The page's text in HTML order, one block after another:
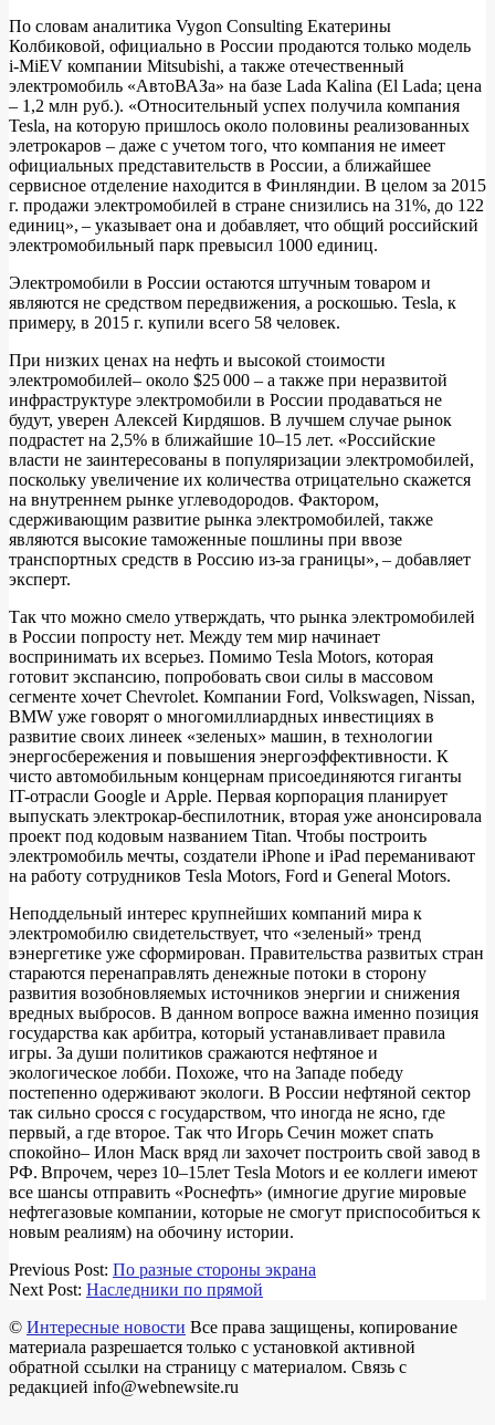
По словам аналитика Vygon Consulting Екатерины
Колбиковой, официально в России продаются только модель
i‑MiEV компании Mitsubishi, а также отечественный
электромобиль «АвтоВАЗа» на базе Lada Kalina (El Lada; цена
– 1,2 млн руб.). «Относительный успех получила компания
Tesla, на которую пришлось около половины реализованных
элетрокаров – даже с учетом того, что компания не имеет
официальных представительств в России, а ближайшее
сервисное отделение находится в Финляндии. В целом за 2015
г. продажи электромобилей в стране снизились на 31%, до 122
единиц», – указывает она и добавляет, что общий российский
электромобильный парк превысил 1000 единиц.
Электромобили в России остаются штучным товаром и
являются не средством передвижения, а роскошью. Tesla, к
примеру, в 2015 г. купили всего 58 человек.
При низких ценах на нефть и высокой стоимости
электромобилей– около $25 000 – а также при неразвитой
инфраструктуре электромобили в России продаваться не
будут, уверен Алексей Кирдяшов. В лучшем случае рынок
подрастет на 2,5% в ближайшие 10–15 лет. «Российские
власти не заинтересованы в популяризации электромобилей,
поскольку увеличение их количества отрицательно скажется
на внутреннем рынке углеводородов. Фактором,
сдерживающим развитие рынка электромобилей, также
являются высокие таможенные пошлины при ввозе
транспортных средств в Россию из-за границы», – добавляет
эксперт.
Так что можно смело утверждать, что рынка электромобилей
в России попросту нет. Между тем мир начинает
воспринимать их всерьез. Помимо Tesla Motors, которая
готовит экспансию, попробовать свои силы в массовом
сегменте хочет Chevrolet. Компании Ford, Volkswagen, Nissan,
BMW уже говорят о многомиллиардных инвестициях в
развитие своих линеек «зеленых» машин, в технологии
энергосбережения и повышения энергоэффективности. К
чисто автомобильным концернам присоединяются гиганты
IT-отрасли Google и Apple. Первая корпорация планирует
выпускать электрокар-беспилотник, вторая уже анонсировала
проект под кодовым названием Titan. Чтобы построить
электромобиль мечты, создатели iPhone и iPad переманивают
на работу сотрудников Tesla Motors, Ford и General Motors.
Неподдельный интерес крупнейших компаний мира к
электромобилю свидетельствует, что «зеленый» тренд
вэнергетике уже сформирован. Правительства развитых стран
стараются перенаправлять денежные потоки в сторону
развития возобновляемых источников энергии и снижения
вредных выбросов. В данном вопросе важна именно позиция
государства как арбитра, который устанавливает правила
игры. За души политиков сражаются нефтяное и
экологическое лобби. Похоже, что на Западе победу
постепенно одерживают экологи. В России нефтяной сектор
так сильно сросся с государством, что иногда не ясно, где
первый, а где второе. Так что Игорь Сечин может спать
спокойно– Илон Маск вряд ли захочет построить свой завод в
РФ. Впрочем, через 10–15лет Tesla Motors и ее коллеги имеют
все шансы отправить «Роснефть» (имногие другие мировые
нефтегазовые компании, которые не смогут приспособиться к
новым реалиям) на обочину истории.
2018-
03-
Previous Post: По разные стороны экрана
Next Post: Наследники по прямой
© Интересные новости Все права защищены, копирование
материала разрешается только с установкой активной
обратной ссылки на страницу с материалом. Связь с
редакцией info@webnewsite.ru